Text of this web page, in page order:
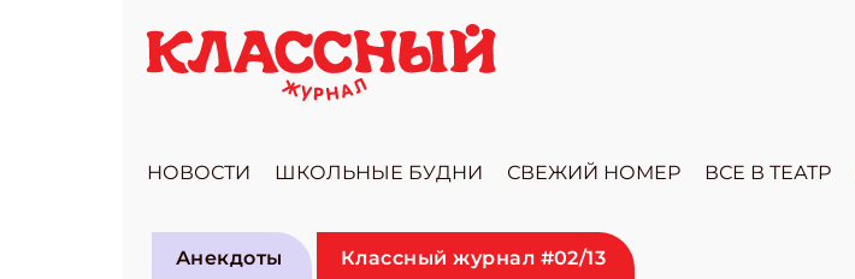
НОВОСТИ ШКОЛЬНЫЕ БУДНИ СВЕЖИЙ НОМЕР ВСЕ В ТЕАТР
Анекдоты Классный журнал #02/13